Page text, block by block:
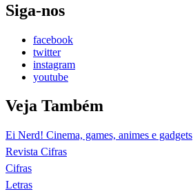
Siga-nos
facebook
twitter
instagram
youtube
Veja Também
Ei Nerd! Cinema, games, animes e gadgets
Revista Cifras
Cifras
Letras